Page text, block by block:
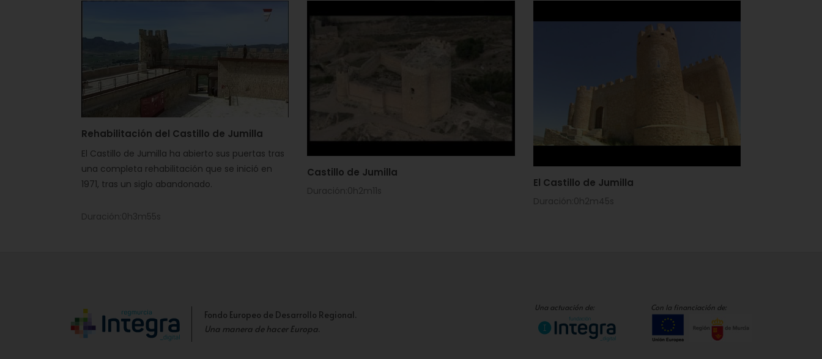
Rehabilitación del Castillo de Jumilla
El Castillo de Jumilla ha abierto sus puertas tras
una completa rehabilitación que se inició en
1971, tras un siglo abandonado.
Duración:0h3m55s
Castillo de Jumilla
Duración:0h2m11s
El Castillo de Jumilla
Duración:0h2m45s
Fondo Europeo de Desarrollo Regional.
Una manera de hacer Europa.
Una actuación de: Con la financiación de: